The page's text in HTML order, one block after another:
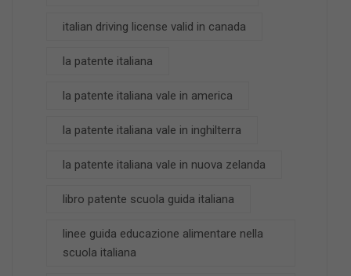
italian driving license valid in canada
la patente italiana
la patente italiana vale in america
la patente italiana vale in inghilterra
la patente italiana vale in nuova zelanda
libro patente scuola guida italiana
linee guida educazione alimentare nella
scuola italiana